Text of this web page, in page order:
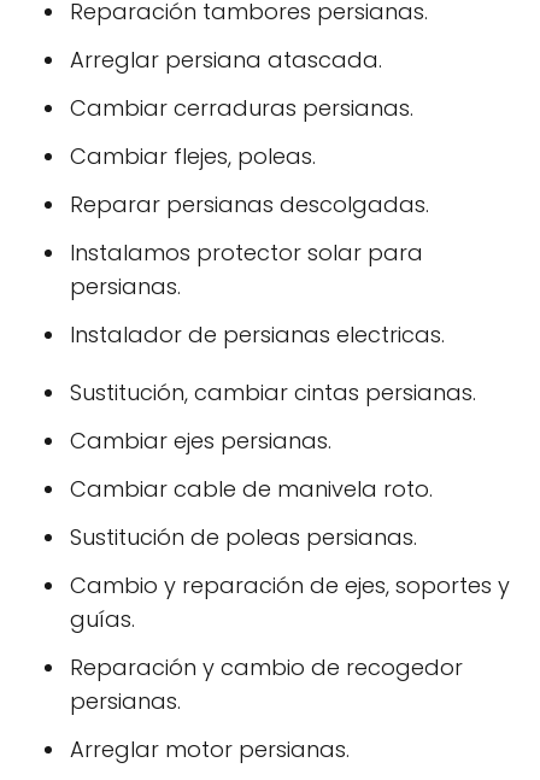
Reparación tambores persianas.
Arreglar persiana atascada.
Cambiar cerraduras persianas.
Cambiar flejes, poleas.
Reparar persianas descolgadas.
Instalamos protector solar para
persianas.
Instalador de persianas electricas.
Sustitución, cambiar cintas persianas.
Cambiar ejes persianas.
Cambiar cable de manivela roto.
Sustitución de poleas persianas.
Cambio y reparación de ejes, soportes y
guías.
Reparación y cambio de recogedor
persianas.
Arreglar motor persianas.